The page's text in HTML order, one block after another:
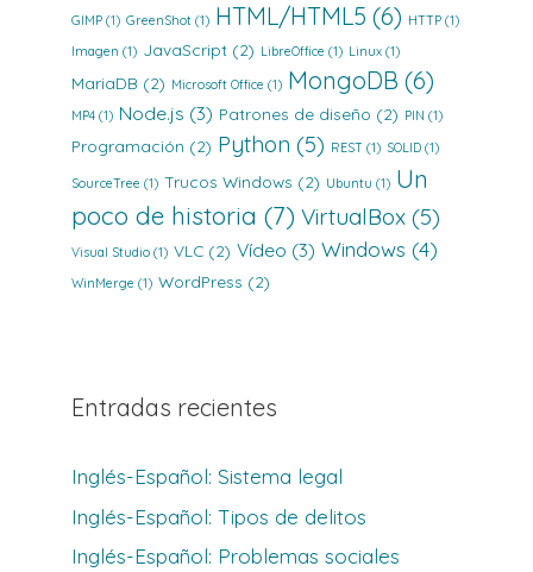
GIMP (1) GreenShot (1) HTML/HTML5 (6) HTTP (1)
Imagen (1) JavaScript (2) LibreOffice (1) Linux (1)
MariaDB (2) Microsoft Office (1) MongoDB (6)
MP4 (1) Node.js (3) Patrones de diseño (2) PIN (1)
Programación (2) Python (5) REST (1) SOLID (1)
SourceTree (1) Trucos Windows (2) Ubuntu (1) Un
poco de historia (7) VirtualBox (5)
Visual Studio (1) VLC (2) Vídeo (3) Windows (4)
WinMerge (1) WordPress (2)
Entradas recientes
Inglés-Español: Sistema legal
Inglés-Español: Tipos de delitos
Inglés-Español: Problemas sociales